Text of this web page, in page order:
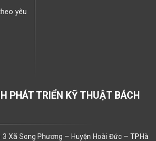
yêu
PHÁT TRIỂN KỸ THUẬT BÁCH
3 Xã Song Phương – Huyện Hoài Đức – TP.Hà